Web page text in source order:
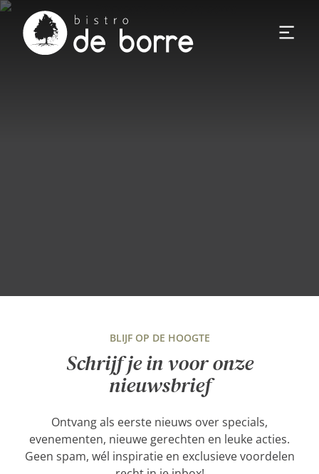
BLIJF OP DE HOOGTE
Schrijf je in voor onze
nieuwsbrief
Ontvang als eerste nieuws over specials,
evenementen, nieuwe gerechten en leuke acties.
Geen spam, wél inspiratie en exclusieve voordelen